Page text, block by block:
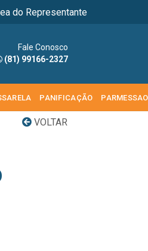
do Representante
Fale Conosco
(81) 99166-2327
PANIFICAÇÃO PARMESSAO
VOLTAR